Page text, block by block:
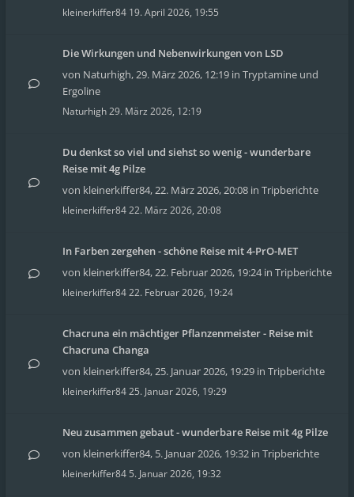
kleinerkiffer84 19. April 2026, 19:55
Die Wirkungen und Nebenwirkungen von LSD
von Naturhigh,29. März 2026, 12:19 in Tryptamine und
Ergoline
Naturhigh29. März 2026, 12:19
Du denkst so viel und siehst so wenig - wunderbare
Reise mit 4g Pilze
von kleinerkiffer84,22. März 2026, 20:08 in Tripberichte
kleinerkiffer8422. März 2026, 20:08
In Farben zergehen - schöne Reise mit 4-PrO-MET
von kleinerkiffer84,22. Februar 2026, 19:24in Tripberichte
kleinerkiffer8422. Februar 2026, 19:24
Chacruna ein mächtiger Pflanzenmeister - Reise mit
Chacruna Changa
von kleinerkiffer84,25. Januar 2026, 19:29 in Tripberichte
kleinerkiffer8425. Januar 2026, 19:29
Neu zusammen gebaut - wunderbare Reise mit 4g Pilze
von kleinerkiffer84, 5. Januar 2026, 19:32 in Tripberichte
kleinerkiffer84 5. Januar 2026, 19:32